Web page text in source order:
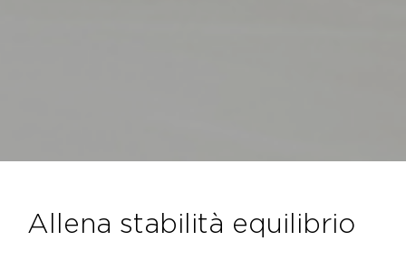
allena stabilità equilibrio